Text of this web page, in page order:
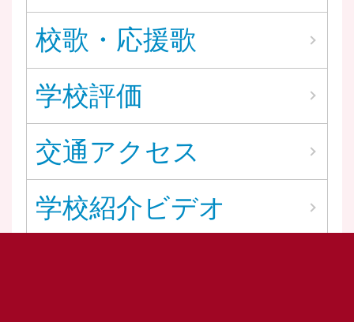
校歌・応援歌
学校評価
交通アクセス
学校紹介ビデオ